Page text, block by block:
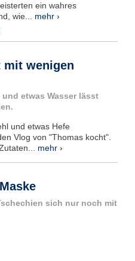
ein wahres
wie... mehr ›
mit wenigen
etwas Wasser lässt
und etwas Hefe
Vlog von "Thomas kocht".
mehr ›
sich nur noch mit